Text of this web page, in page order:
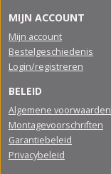
MIJN ACCOUNT
Mijn account
Bestelgeschiedenis
Login/registreren
BELEID
Algemene voorwaarden
Montagevoorschriften
Garantiebeleid
Privacybeleid